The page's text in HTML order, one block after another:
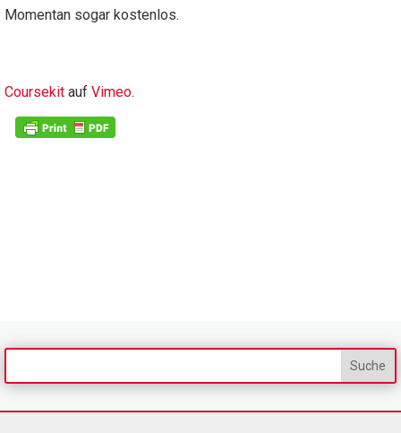
Momentan sogar kostenlos.
Coursekit auf Vimeo.